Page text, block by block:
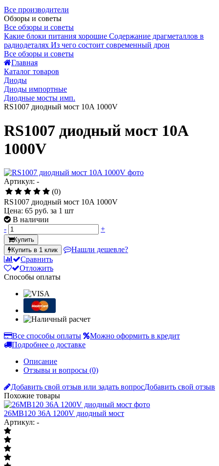
Все производители
Обзоры и советы
Все обзоры и советы
Какие блоки питания хорошие Содержание драгметаллов в
радиодеталях Из чего состоит современный дрон
Все обзоры и советы
Главная
Каталог товаров
Диоды
Диоды импортные
Диодные мосты имп.
RS1007 диодный мост 10A 1000V
RS1007 диодный мост 10A
1000V
Артикул: -
(0)
RS1007 диодный мост 10A 1000V
Цена: 65 руб. за 1 шт
В наличии
-
+
Купить
Купить в 1 клик
Нашли дешевле?
Сравнить
Отложить
Способы оплаты
Все способы оплаты
Можно оформить в кредит
Подробнее о доставке
Описание
Отзывы и вопросы (0)
Добавить свой отзыв или задать вопросДобавить свой отзыв
Похожие товары
26MB120 36A 1200V диодный мост
Артикул: -